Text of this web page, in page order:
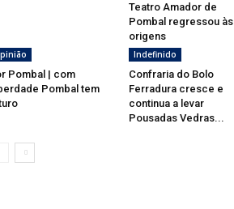
Teatro Amador de
Pombal regressou às
origens
Pombal | com
Pombal tem
Indefinido
Confraria do Bolo
Ferradura cresce e
continua a levar
Pousadas Vedras...